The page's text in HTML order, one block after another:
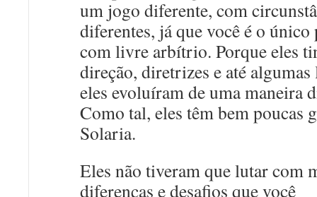
um jogo diferente, com
diferentes, já que você é o único
com livre arbítrio. Porque eles
direção, diretrizes e até
eles evoluíram de uma maneira
Como tal, eles têm bem poucas
Solaria.
Eles não tiveram que lutar com
diferenças e desafios que você